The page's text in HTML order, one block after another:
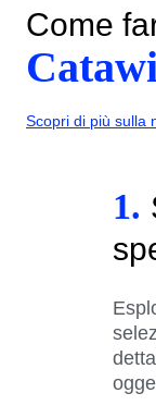
Come
Scopri di più sulla
1.